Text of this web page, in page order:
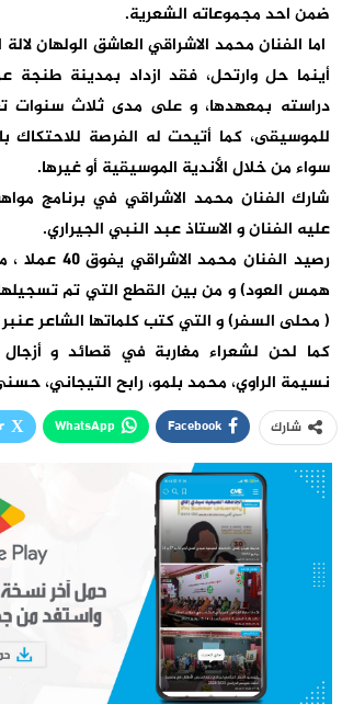
ضمن احد مجموعاته الشعرية.
اما الفنان محمد الاشراقي العاشق الولهان لالة
أينما حل وارتحل، فقد ازداد بمدينة طنجة
دراسته بمعهدها، و على مدى ثلاث سنوات
للموسيقى، كما أتيحت له الفرصة للاحتكاك
سواء من خلال الأندية الموسيقية أو غيرها.
شارك الفنان محمد الاشراقي في برنامج
عليه الفنان و الاستاذ عبد النبي الجيراري.
رصيد الفنان
همس العود) و من بين القطع التي تم
( محلى السفر) و التي كتب كلماتها الشاعر
كما لحن لشعراء مغاربة في قصائد و
نسيمة الراوي، محمد بلمو، رابح التيجاني،
شارك Facebook
WhatsApp